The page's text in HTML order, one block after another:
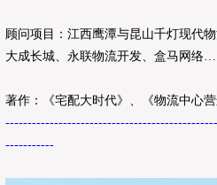
顾问项目：江西鹰潭与昆山千灯现代
大成长城、永联物流开发、盒马网络…
著作：《宅配大时代》、《物流中心营
-----------